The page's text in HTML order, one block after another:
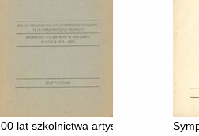
w Muzeum Narodowym w
lat szkolnictwa artystycznego w